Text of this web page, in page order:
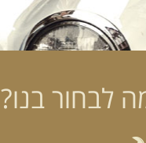
לבחור בנו?